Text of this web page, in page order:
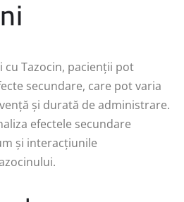
Tazocin, pacienții pot
secundare, care pot varia
și durată de administrare.
efectele secundare
și interacțiunile